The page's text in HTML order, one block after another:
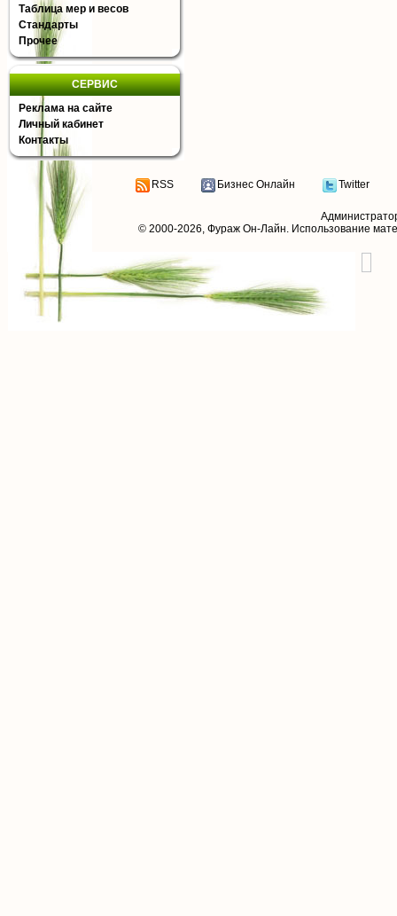
Таблица мер и весов
Стандарты
Прочее
СЕРВИС
Реклама на сайте
Личный кабинет
Контакты
RSS Бизнес Онлайн Twitter
© 2000-2026, Фураж Он-Лайн. Использование